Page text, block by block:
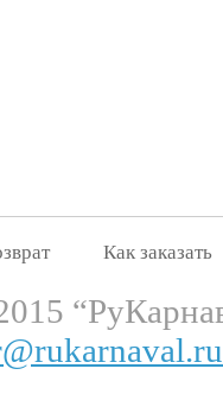
Как заказать